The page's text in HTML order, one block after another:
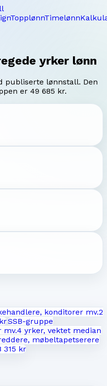
TopplønnTimelønn
yrker lønn
publiserte lønnstall. Den
er 49 685 kr.
konditorer mv.2
SSB-gruppe
mv.4 yrker, vektet median
møbeltapetserere
315 kr